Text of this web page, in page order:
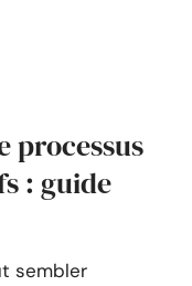
processus
: guide
sembler